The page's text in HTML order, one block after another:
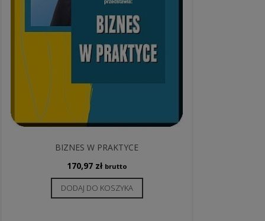
BIZNES W PRAKTYCE
170,97 zł brutto
DODAJ DO KOSZYKA